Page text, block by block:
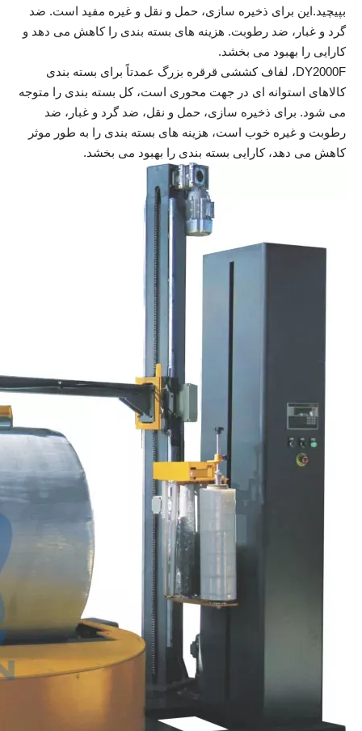
بپیچید.این برای ذخیره سازی، حمل و نقل و غیره مفید است. ضد
گرد و غبار، ضد رطوبت. هزینه های بسته بندی را کاهش می دهد و
کارایی را بهبود می بخشد.
DY2000F، لفاف کششی قرقره بزرگ عمدتاً برای بسته بندی
کالاهای استوانه ای در جهت محوری است، کل بسته بندی را متوجه
می شود. برای ذخیره سازی، حمل و نقل، ضد گرد و غبار، ضد
رطوبت و غیره خوب است، هزینه های بسته بندی را به طور موثر
کاهش می دهد، کارایی بسته بندی را بهبود می بخشد.